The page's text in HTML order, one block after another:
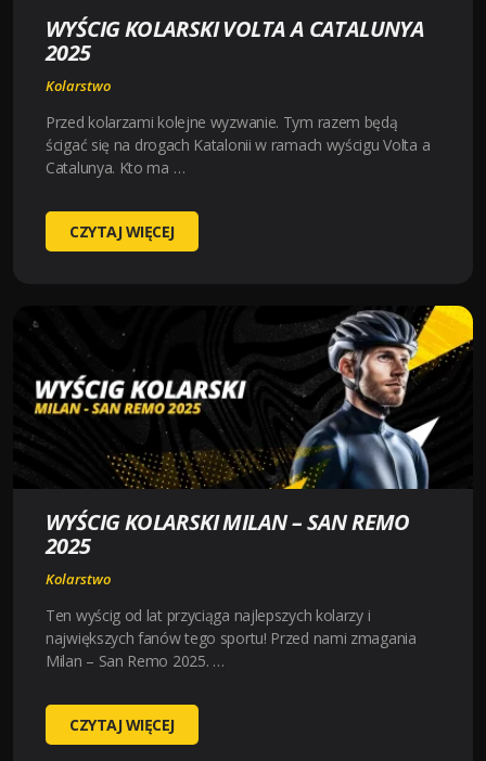
WYŚCIG KOLARSKI VOLTA A CATALUNYA
2025
Kolarstwo
Przed kolarzami kolejne wyzwanie. Tym razem będą
ścigać się na drogach Katalonii w ramach wyścigu Volta a
Catalunya. Kto ma …
WYŚCIG
KOLARSKI
CATALUNYA
2025
CZYTAJ WIĘCEJ
WYŚCIG KOLARSKI MILAN – SAN REMO
2025
Kolarstwo
Ten wyścig od lat przyciąga najlepszych kolarzy i
największych fanów tego sportu! Przed nami zmagania
Milan – San Remo 2025. …
WYŚCIG
KOLARSKI
CZYTAJ WIĘCEJ